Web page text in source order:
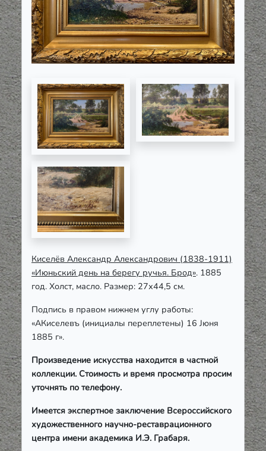
Киселёв Александр Александрович (1838-1911)
«Июньский день на берегу ручья. Брод». 1885
год. Холст, масло. Размер: 27х44,5 см.
Подпись в правом нижнем углу работы:
«АКиселевъ (инициалы переплетены) 16 Јюня
1885 г».
Произведение искусства находится в частной
коллекции. Стоимость и время просмотра просим
уточнять по телефону.
Имеется экспертное заключение Всероссийского
художественного научно-реставрационного
центра имени академика И.Э. Грабаря.